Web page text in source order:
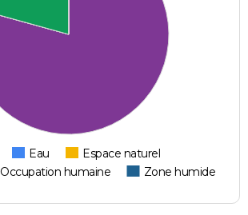
Eau
Espace naturel
Occupation humaine Zone humide